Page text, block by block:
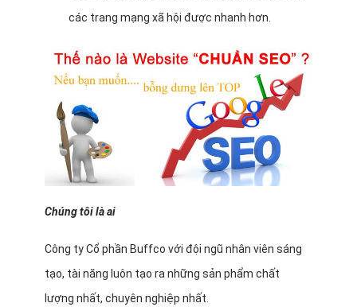
các trang mạng xã hội được nhanh hơn.
Chúng tôi là ai
Công ty Cổ phần Buffco với đội ngũ nhân viên sáng
tạo, tài năng luôn tạo ra những sản phẩm chất
lượng nhất, chuyên nghiệp nhất.